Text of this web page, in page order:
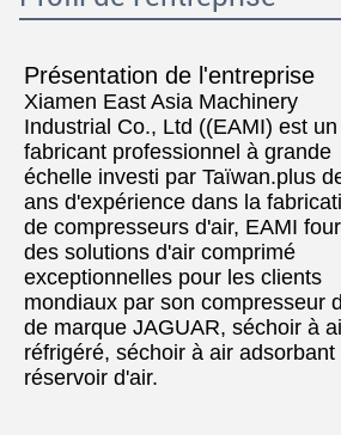
Présentation de l'entreprise
Xiamen East Asia Machinery
Industrial Co., Ltd ((EAMI) est un
fabricant professionnel à grande
échelle investi par Taïwan.plus
ans d'expérience dans la
de compresseurs d'air, EAMI
des solutions d'air comprimé
exceptionnelles pour les clients
mondiaux par son compresseur
de marque JAGUAR, séchoir à
réfrigéré, séchoir à air adsorbant
réservoir d'air.